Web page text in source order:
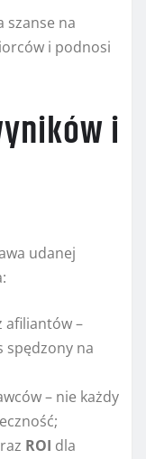
szanse na
i podnosi
i
udanej
afiliantów –
spędzony na
– nie każdy
ROI dla